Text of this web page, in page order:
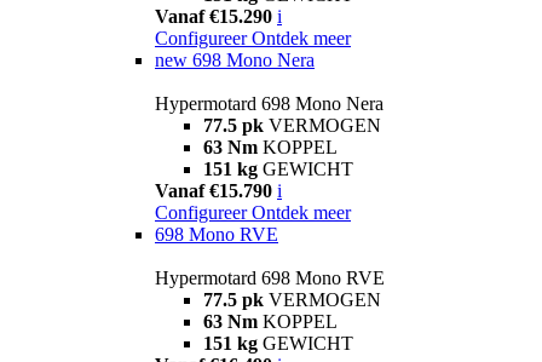
Vanaf €15.290 i
Configureer Ontdek meer
new 698 Mono Nera
Hypermotard 698 Mono Nera
77.5 pk VERMOGEN
63 Nm KOPPEL
151 kg GEWICHT
Vanaf €15.790 i
Configureer Ontdek meer
698 Mono RVE
Hypermotard 698 Mono RVE
77.5 pk VERMOGEN
63 Nm KOPPEL
151 kg GEWICHT